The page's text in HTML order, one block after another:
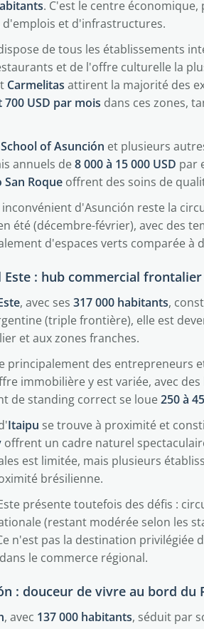
. C'est le centre
d'emplois et d'infrastructures.
de tous les établissements
et de l'offre culturelle la
Carmelitas attirent la majorité des
700 USD par mois dans ces zones,
of Asunción et plusieurs
annuels de8 000 à 15 000 USD par
Roque offrent des soins de
d'Asunción reste la
été (décembre-février), avec des
d'espaces verts comparée à
Este : hub commercial frontalier
, avec ses 317 000 habitants,
(triple frontière), elle est
et aux zones franches.
principalement des entrepreneurs
immobilière y est variée, avec
de standing correct se loue250 à
Itaipu se trouve à proximité et
offrent un cadre naturel
est limitée, mais plusieurs
brésilienne.
présente toutefois des défis :
(restant modérée selon les
n'est pas la destination privilégiée
le commerce régional.
: douceur de vivre au bord du
, avec 137 000 habitants, séduit par